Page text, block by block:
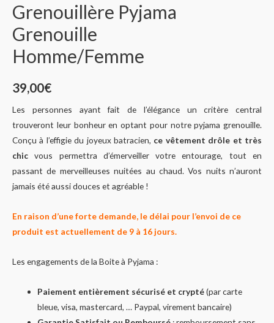
Grenouillère Pyjama
Grenouille
Homme/Femme
39,00€
Les personnes ayant fait de l’élégance un critère central
trouveront leur bonheur en optant pour notre pyjama grenouille.
Conçu à l’effigie du joyeux batracien, ce vêtement drôle et très
chic vous permettra d’émerveiller votre entourage, tout en
passant de merveilleuses nuitées au chaud. Vos nuits n’auront
jamais été aussi douces et agréable !
En raison d’une forte demande, le délai pour l’envoi de ce
produit est actuellement de 9 à 16 jours.
Les engagements de la Boite à Pyjama :
Paiement entièrement sécurisé et crypté(par carte
bleue, visa, mastercard, … Paypal, virement bancaire)